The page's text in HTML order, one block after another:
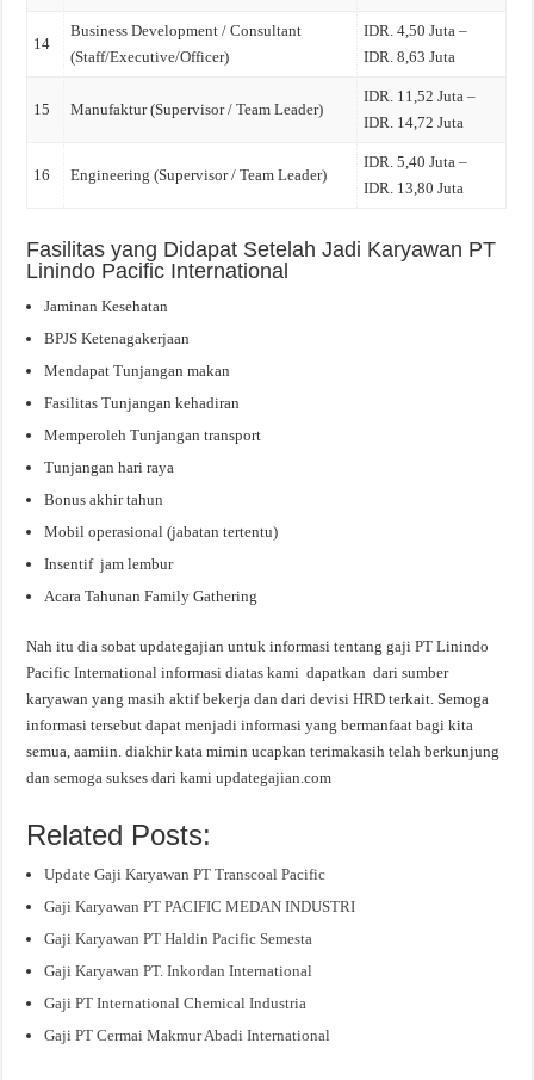
14
Business Development / Consultant
(Staff/Executive/Officer)
IDR. 4,50 Juta –
IDR. 8,63 Juta
15 Manufaktur (Supervisor / Team Leader)
IDR. 11,52 Juta –
IDR. 14,72 Juta
16 Engineering (Supervisor / Team Leader)
IDR. 5,40 Juta –
IDR. 13,80 Juta
Fasilitas yang Didapat Setelah Jadi Karyawan PT
Linindo Pacific International
Jaminan Kesehatan
BPJS Ketenagakerjaan
Mendapat Tunjangan makan
Fasilitas Tunjangan kehadiran
Memperoleh Tunjangan transport
Tunjangan hari raya
Bonus akhir tahun
Mobil operasional (jabatan tertentu)
Insentif jam lembur
Acara Tahunan Family Gathering
Nah itu dia sobat updategajian untuk informasi tentang gaji PT Linindo
Pacific International informasi diatas kami dapatkan dari sumber
karyawan yang masih aktif bekerja dan dari devisi HRD terkait. Semoga
informasi tersebut dapat menjadi informasi yang bermanfaat bagi kita
semua, aamiin. diakhir kata mimin ucapkan terimakasih telah berkunjung
dan semoga sukses dari kami updategajian.com
Related Posts:
Update Gaji Karyawan PT Transcoal Pacific
Gaji Karyawan PT PACIFIC MEDAN INDUSTRI
Gaji Karyawan PT Haldin Pacific Semesta
Gaji Karyawan PT. Inkordan International
Gaji PT International Chemical Industria
Gaji PT Cermai Makmur Abadi International